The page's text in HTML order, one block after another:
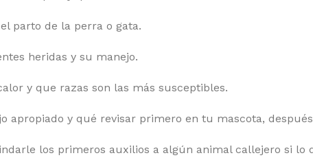
parto de la perra o gata.
heridas y su manejo.
y que razas son las más susceptibles.
apropiado y qué revisar primero en tu mascota,
los primeros auxilios a algún animal callejero si lo